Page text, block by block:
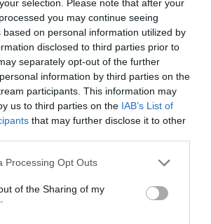
selection. Please note that after your
you may continue seeing
based on personal information utilized by
disclosed to third parties prior to
separately opt-out of the further
information by third parties on the
participants. This information may
us to third parties on the IAB’s List of
that may further disclose it to other
Processing Opt Outs
of the Sharing of my
Major Infantilnomés s’ha
Es tracta de la xiqueta
, integrant de l’AC Falla El
que optarà a representar el
de la comarca durant el pròxim
Major de la FJFS
, seran dos les
en el procés d’elecció.
Cantón Manzano